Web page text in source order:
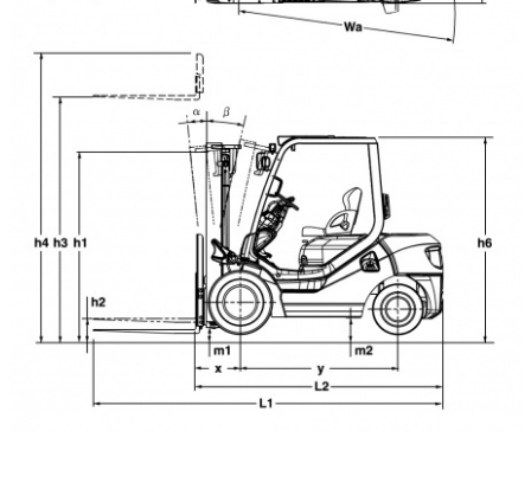
Плавное трогание, даже при повороте на месте;
Легкий подъем груза, без необходимости развивать
высокие обороты двигателя;
Свободное руление на месте и изменение направления
незначительным усилием;
Дизельный двигатель отвечающий самым
требовательным экологическим стандартам;
Дополнительная безопасность, за счет сенсорной
системы определения присутствия оператора.
Навесное оборудование:
Устройство бокового сдвига
Устройство позиционирования
Стабилизатор груза
Поворотные вилы
Шарнирные вилы
Захват для рулонов
Захват для тюков
Вилочный захват